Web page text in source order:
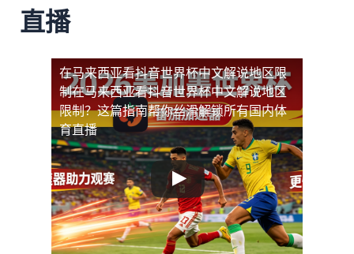
直播
在马来西亚看抖音世界杯中文解说地区限
制在马来西亚看抖音世界杯中文解说地区
限制？这篇指南帮你丝滑解锁所有国内体
育直播